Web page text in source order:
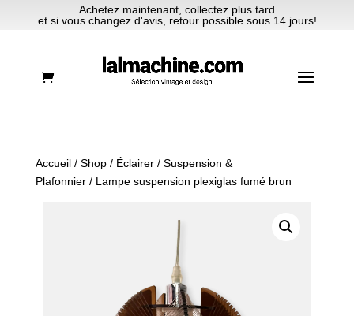
Achetez maintenant, collectez plus tard
et si vous changez d'avis, retour possible sous 14 jours!
Accueil/ Shop/ Éclairer/ Suspension &
Plafonnier/ Lampe suspension plexiglas fumé brun